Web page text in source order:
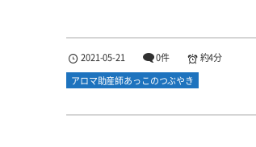
2021-05-21 0件
約4分
アロマ助産師あっこのつぶやき